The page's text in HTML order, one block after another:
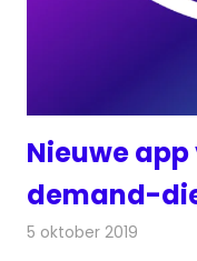
Nieuwe app
demand-
5 oktober 2019